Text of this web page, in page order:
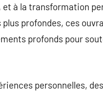
à la transformation
profondes, ces
profonds pour
personnelles,